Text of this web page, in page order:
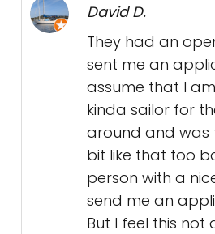
David D.
They had an
sent me an
assume that I
kinda sailor for
around and was
bit like that too
person with a
send me an
But I feel this